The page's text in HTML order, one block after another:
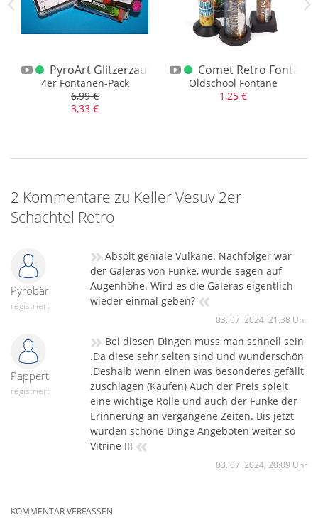
/ alte BAM-Version
PyroArt Glitzerzauber 4er Schachtel
4er Fontänen-Pack
6,99 €
3,33 €
Comet Retro
Oldschool Fontäne
1,25 €
2 Kommentare zu Keller Vesuv 2er
Schachtel Retro
Pyrobär
registriert
» Absolt geniale Vulkane. Nachfolger war
der Galeras von Funke, würde sagen auf
Augenhöhe. Wird es die Galeras eigentlich
wieder einmal geben? «
03. 07. 2024, 21:38 Uhr
Pappert
registriert
» Bei diesen Dingen muss man schnell sein
.Da diese sehr selten sind und wunderschön
.Deshalb wenn einen was besonderes gefällt
zuschlagen (Kaufen) Auch der Preis spielt
eine wichtige Rolle und auch der Funke der
Erinnerung an vergangene Zeiten. Bis jetzt
wurden schöne Dinge Angeboten weiter so
Vitrine !!! «
03. 07. 2024, 20:09 Uhr
KOMMENTAR VERFASSEN